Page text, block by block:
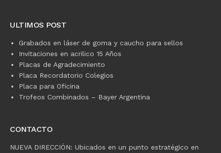
ULTIMOS POST
Grabados en láser de goma y caucho para sellos
Invitaciones en acrilico 15 Años
Placas de Agradecimiento
Placa Recordatorio Colegios
Placa para Oficina
Trofeos Combinados – Bayer Argentina
CONTACTO
NUEVA DIRECCIÓN: Ubicados en un punto estratégico en